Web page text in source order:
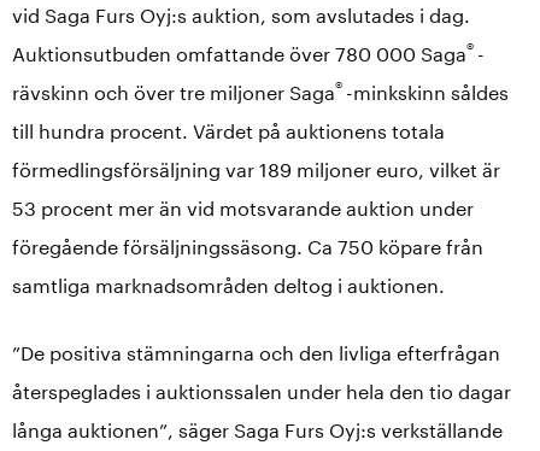
vid Saga Furs Oyj:s auktion, som avslutades i dag.
Auktionsutbuden omfattande över 780 000 Saga® -
rävskinn och över tre miljoner Saga® -minkskinn såldes
till hundra procent. Värdet på auktionens totala
förmedlingsförsäljning var 189 miljoner euro, vilket är
53 procent mer än vid motsvarande auktion under
föregående försäljningssäsong. Ca 750 köpare från
samtliga marknadsområden deltog i auktionen.
”De positiva stämningarna och den livliga efterfrågan
återspeglades i auktionssalen under hela den tio dagar
långa auktionen”, säger Saga Furs Oyj:s verkställande